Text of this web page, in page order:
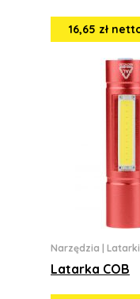
16,65 zł
Narzędzia
Latarka COB